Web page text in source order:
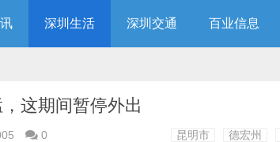
深圳生活 深圳交通 百业信息
这期间暂停外出
0 昆明市 德宏州